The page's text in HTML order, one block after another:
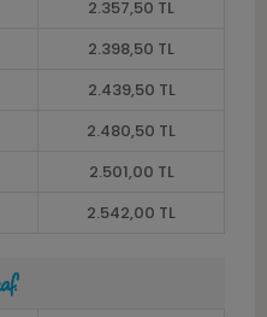
2.357,50 TL
2.398,50 TL
2.439,50 TL
2.480,50 TL
2.501,00 TL
2.542,00 TL